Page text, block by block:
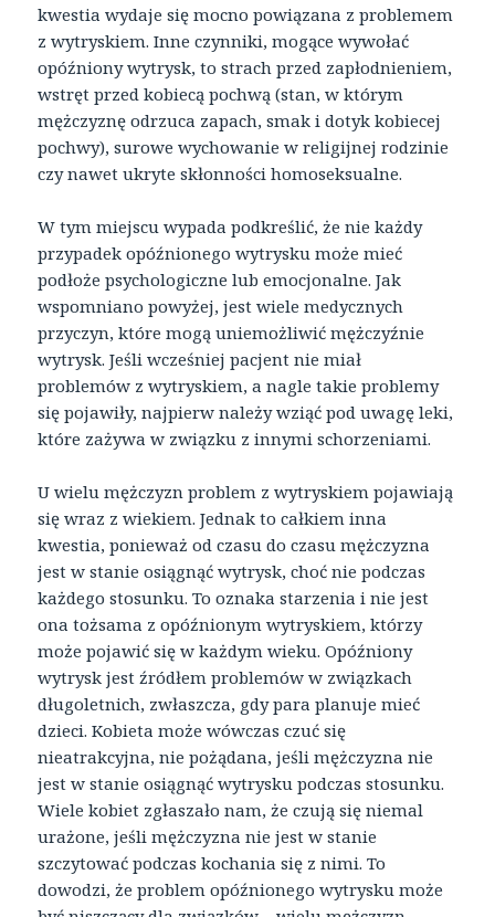
kwestia wydaje się mocno powiązana z problemem
z wytryskiem. Inne czynniki, mogące wywołać
opóźniony wytrysk, to strach przed zapłodnieniem,
wstręt przed kobiecą pochwą (stan, w którym
mężczyznę odrzuca zapach, smak i dotyk kobiecej
pochwy), surowe wychowanie w religijnej rodzinie
czy nawet ukryte skłonności homoseksualne.
W tym miejscu wypada podkreślić, że nie każdy
przypadek opóźnionego wytrysku może mieć
podłoże psychologiczne lub emocjonalne. Jak
wspomniano powyżej, jest wiele medycznych
przyczyn, które mogą uniemożliwić mężczyźnie
wytrysk. Jeśli wcześniej pacjent nie miał
problemów z wytryskiem, a nagle takie problemy
się pojawiły, najpierw należy wziąć pod uwagę leki,
które zażywa w związku z innymi schorzeniami.
U wielu mężczyzn problem z wytryskiem pojawiają
się wraz z wiekiem. Jednak to całkiem inna
kwestia, ponieważ od czasu do czasu mężczyzna
jest w stanie osiągnąć wytrysk, choć nie podczas
każdego stosunku. To oznaka starzenia i nie jest
ona tożsama z opóźnionym wytryskiem, którzy
może pojawić się w każdym wieku. Opóźniony
wytrysk jest źródłem problemów w związkach
długoletnich, zwłaszcza, gdy para planuje mieć
dzieci. Kobieta może wówczas czuć się
nieatrakcyjna, nie pożądana, jeśli mężczyzna nie
jest w stanie osiągnąć wytrysku podczas stosunku.
Wiele kobiet zgłaszało nam, że czują się niemal
urażone, jeśli mężczyzna nie jest w stanie
szczytować podczas kochania się z nimi. To
dowodzi, że problem opóźnionego wytrysku może